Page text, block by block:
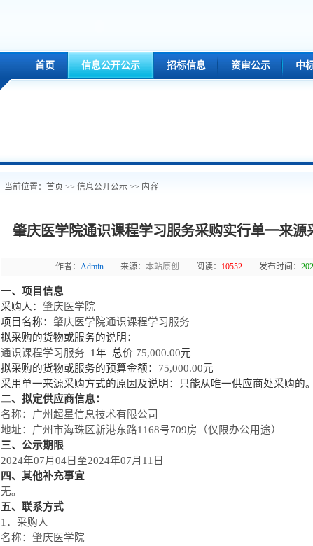
首页 信息公开公示 招标信息 资审公示 中
当前位置： 首页 >> 信息公开公示 >> 内容
肇庆医学院通识课程学习服务采购实行单一来源
作者： Admin来源： 本站原创 阅读： 10552发布时间：
一、项目信息
采购人： 肇庆医学院
项目名称： 肇庆医学院通识课程学习服务
拟采购的货物或服务的说明：
通识课程学习服务 1年 总价 75,000.00元
拟采购的货物或服务的预算金额： 75,000.00元
采用单一来源采购方式的原因及说明：
只能从唯一供应商处采购的。
二、拟定供应商信息：
名称： 广州超星信息技术有限公司
地址： 广州市海珠区新港东路1168号709房（仅限办公用途）
三、公示期限
2024年07月 04日至2024年07月 11 日
四、其他补充事宜
无。
五、联系方式
1．采购人
名称：肇庆医学院